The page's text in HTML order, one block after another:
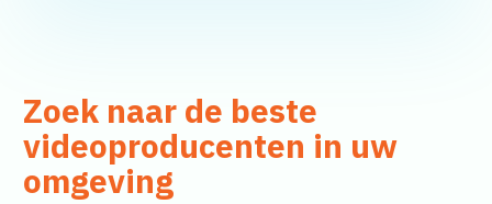
Zoek naar de beste
videoproducenten in uw
omgeving